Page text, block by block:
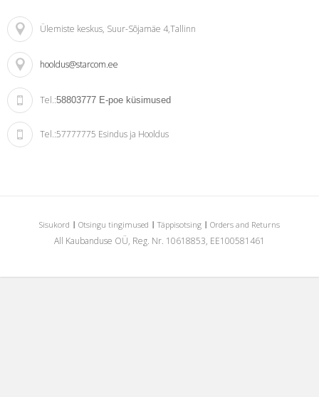
Ülemiste keskus, Suur-Sõjamäe 4,Tallinn
hooldus@starcom.ee
Tel.:58803777 E-poe küsimused
Tel.:57777775 Esindus ja Hooldus
Sisukord Otsingu tingimused Täppisotsing Orders and Returns
All Kaubanduse OÜ, Reg. Nr. 10618853, EE100581461